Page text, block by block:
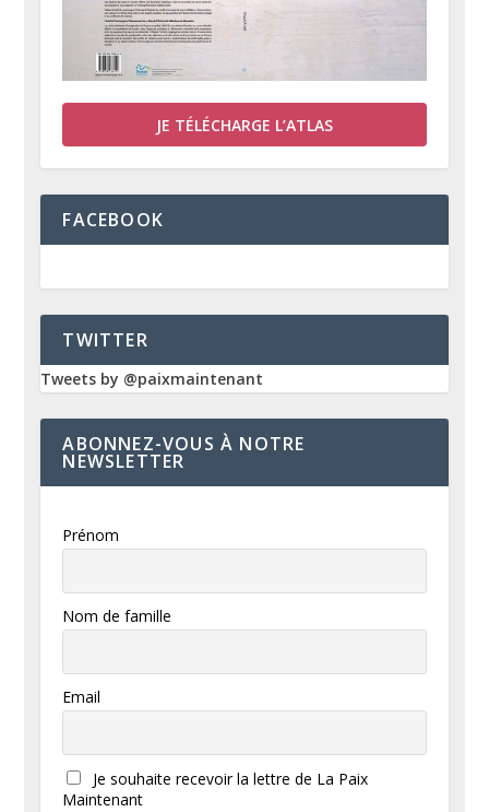
JE TÉLÉCHARGE L’ATLAS
FACEBOOK
TWITTER
Tweets by @paixmaintenant
ABONNEZ-VOUS À NOTRE
NEWSLETTER
Prénom
Nom de famille
Email
Je souhaite recevoir la lettre de La Paix
Maintenant